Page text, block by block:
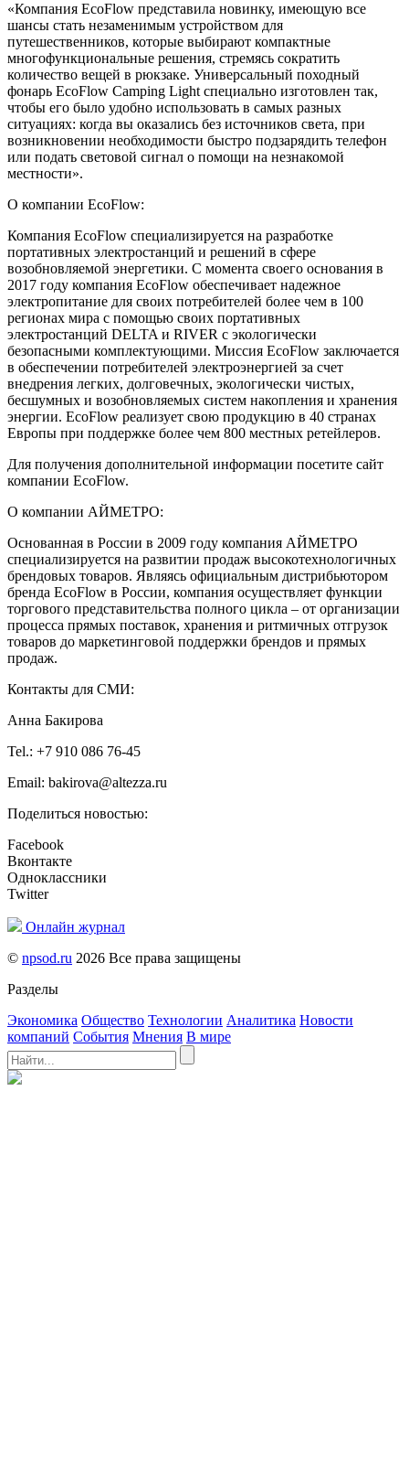
«Компания EcoFlow представила новинку, имеющую все
шансы стать незаменимым устройством для
путешественников, которые выбирают компактные
многофункциональные решения, стремясь сократить
количество вещей в рюкзаке. Универсальный походный
фонарь EcoFlow Camping Light специально изготовлен так,
чтобы его было удобно использовать в самых разных
ситуациях: когда вы оказались без источников света, при
возникновении необходимости быстро подзарядить телефон
или подать световой сигнал о помощи на незнакомой
местности».
О компании EcoFlow:
Компания EcoFlow специализируется на разработке
портативных электростанций и решений в сфере
возобновляемой энергетики. С момента своего основания в
2017 году компания EcoFlow обеспечивает надежное
электропитание для своих потребителей более чем в 100
регионах мира с помощью своих портативных
электростанций DELTA и RIVER с экологически
безопасными комплектующими. Миссия EcoFlow заключается
в обеспечении потребителей электроэнергией за счет
внедрения легких, долговечных, экологически чистых,
бесшумных и возобновляемых систем накопления и хранения
энергии. EcoFlow реализует свою продукцию в 40 странах
Европы при поддержке более чем 800 местных ретейлеров.
Для получения дополнительной информации посетите сайт
компании EcoFlow.
О компании АЙМЕТРО:
Основанная в России в 2009 году компания АЙМЕТРО
специализируется на развитии продаж высокотехнологичных
брендовых товаров. Являясь официальным дистрибьютором
бренда EcoFlow в России, компания осуществляет функции
торгового представительства полного цикла – от организации
процесса прямых поставок, хранения и ритмичных отгрузок
товаров до маркетинговой поддержки брендов и прямых
продаж.
Контакты для СМИ:
Анна Бакирова
Tel.: +7 910 086 76-45
Email: bakirova@altezza.ru
Поделиться новостью:
Facebook
Вконтакте
Одноклассники
Twitter
Онлайн журнал
© npsod.ru 2026 Все права защищены
Разделы
Экономика Общество Технологии Аналитика Новости
компаний События Мнения В мире